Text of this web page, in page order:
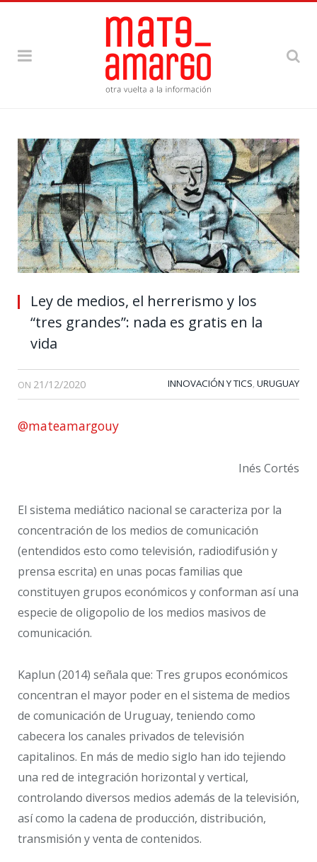
Ley de medios, el herrerismo y los
“tres grandes”: nada es gratis en la
vida
ON 21/12/2020 INNOVACIÓN Y TICS, URUGUAY
@mateamargouy
Inés Cortés
El sistema mediático nacional se caracteriza por la
concentración de los medios de comunicación
(entendidos esto como televisión, radiodifusión y
prensa escrita) en unas pocas familias que
constituyen grupos económicos y conforman así una
especie de oligopolio de los medios masivos de
comunicación.
Kaplun (2014) señala que: Tres grupos económicos
concentran el mayor poder en el sistema de medios
de comunicación de Uruguay, teniendo como
cabecera los canales privados de televisión
capitalinos. En más de medio siglo han ido tejiendo
una red de integración horizontal y vertical,
controlando diversos medios además de la televisión,
así como la cadena de producción, distribución,
transmisión y venta de contenidos.